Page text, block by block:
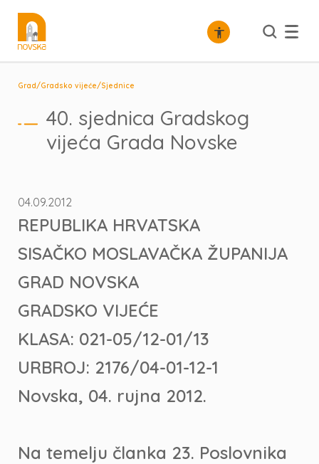
Grad/Gradsko vijeće/Sjednice
40. sjednica Gradskog
vijeća Grada Novske
04.09.2012
REPUBLIKA HRVATSKA
SISAČKO MOSLAVAČKA ŽUPANIJA
GRAD NOVSKA
GRADSKO VIJEĆE
KLASA: 021-05/12-01/13
URBROJ: 2176/04-01-12-1
Novska, 04. rujna 2012.
Na temelju članka 23. Poslovnika